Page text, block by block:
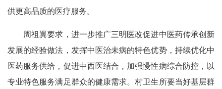
供更高品质的医疗服务。
周祖翼要求，进一步推广三明医改促进中医药传承创新
发展的经验做法，发挥中医治未病的特色优势，持续优化中
医药服务供给，促进中西医结合，加强慢性病综合防控，以
专业特色服务满足群众的健康需求。村卫生所要当好基层群